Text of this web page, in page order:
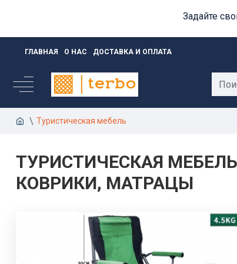
Задайте
ГЛАВНАЯ О НАС ДОСТАВКА И ОПЛАТА
Туристическая мебель
ТУРИСТИЧЕСКАЯ
КОВРИКИ, МАТРАЦЫ